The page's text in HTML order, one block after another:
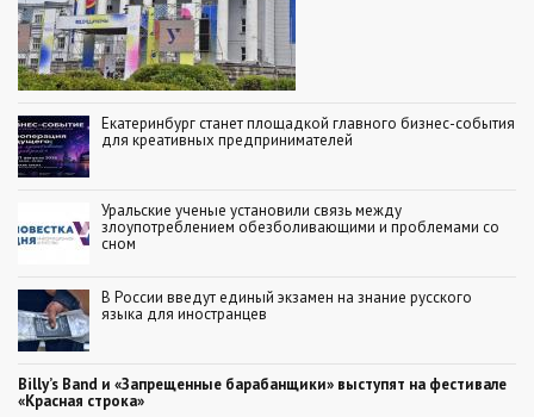
Екатеринбург станет площадкой главного бизнес-события
для креативных предпринимателей
Уральские ученые установили связь между
злоупотреблением обезболивающими и проблемами со
сном
В России введут единый экзамен на знание русского
языка для иностранцев
Billy’s Band и «Запрещенные барабанщики» выступят на фестивале
«Красная строка»